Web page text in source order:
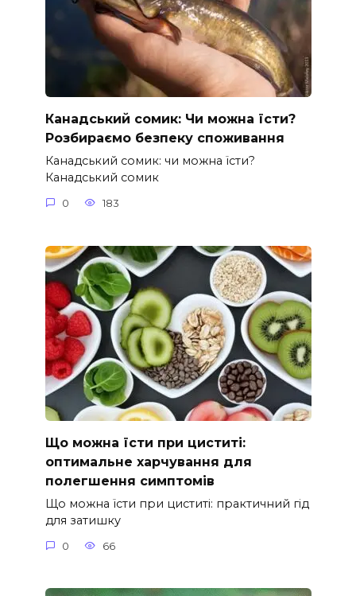
Канадський сомик: Чи можна їсти?
Розбираємо безпеку споживання
Канадський сомик: чи можна їсти?
Канадський сомик
0 183
Що можна їсти при циститі:
оптимальне харчування для
полегшення симптомів
Що можна їсти при циститі: практичний гід
для затишку
0 66